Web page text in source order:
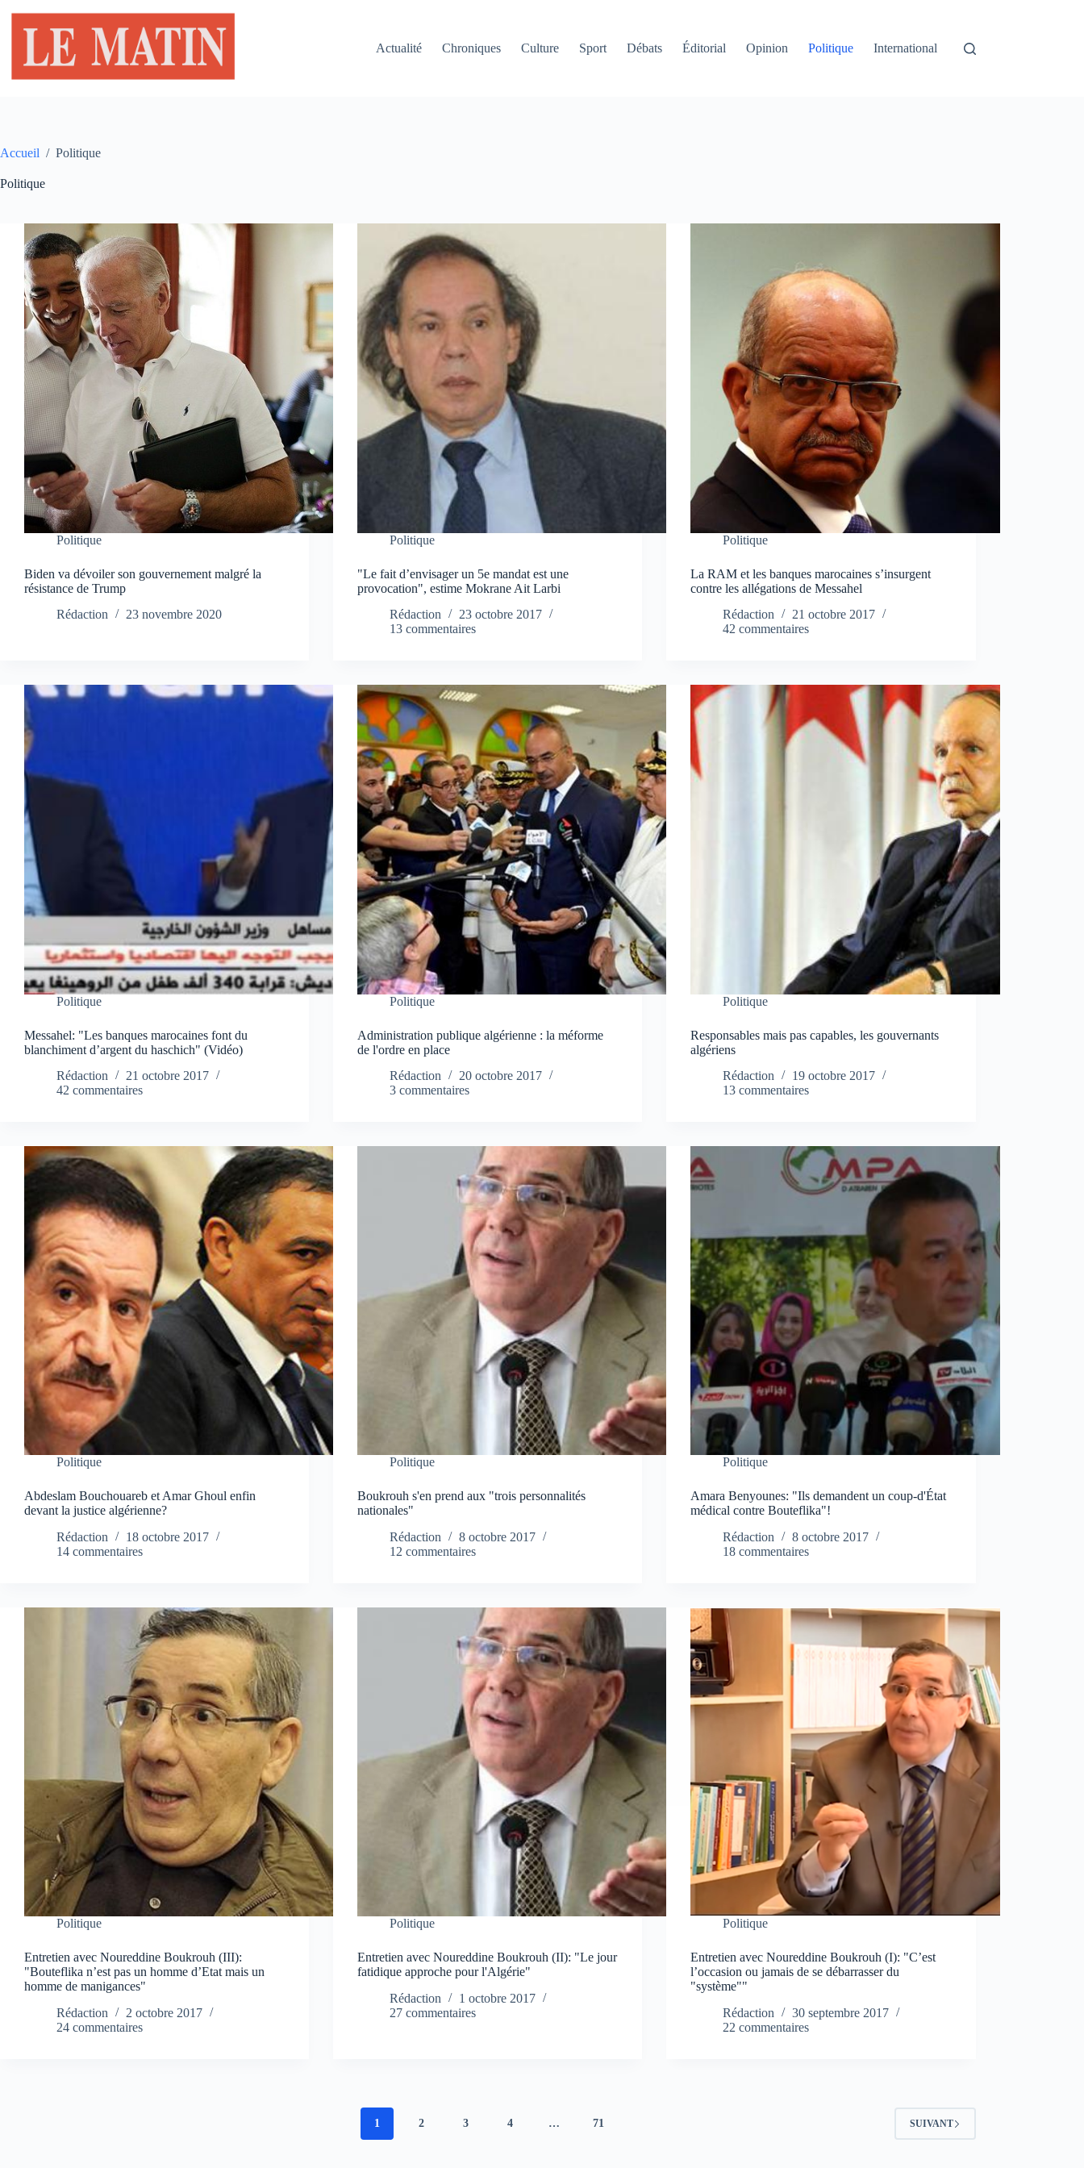
contenu
Actualité
Chroniques Culture Sport Débats Éditorial Opinion Politique International
Accueil / Politique
Politique
Politique
Biden va dévoiler son gouvernement malgré la
résistance de Trump
Rédaction
23 novembre 2020
Politique
"Le fait d’envisager un 5e mandat est une
provocation", estime Mokrane Ait Larbi
Rédaction
23 octobre 2017
13 commentaires
Politique
La RAM et les banques marocaines s’insurgent
contre les allégations de Messahel
Rédaction
21 octobre 2017
42 commentaires
Politique
Messahel: "Les banques marocaines font du
blanchiment d’argent du haschich" (Vidéo)
Rédaction
21 octobre 2017
42 commentaires
Politique
Administration publique algérienne : la méforme
de l'ordre en place
Rédaction
20 octobre 2017
3 commentaires
Politique
Responsables mais pas capables, les gouvernants
algériens
Rédaction
19 octobre 2017
13 commentaires
Politique
Abdeslam Bouchouareb et Amar Ghoul enfin
devant la justice algérienne?
Rédaction
18 octobre 2017
14 commentaires
Politique
Boukrouh s'en prend aux "trois personnalités
nationales"
Rédaction
8 octobre 2017
12 commentaires
Politique
Amara Benyounes: "Ils demandent un coup-d'État
médical contre Bouteflika"!
Rédaction
8 octobre 2017
18 commentaires
Politique
Entretien avec Noureddine Boukrouh (III):
"Bouteflika n’est pas un homme d’Etat mais un
homme de manigances"
Rédaction
2 octobre 2017
24 commentaires
Politique
Entretien avec Noureddine Boukrouh (II): "Le jour
fatidique approche pour l'Algérie"
Rédaction
1 octobre 2017
27 commentaires
Politique
Entretien avec Noureddine Boukrouh (I): "C’est
l’occasion ou jamais de se débarrasser du
"système""
Rédaction
30 septembre 2017
22 commentaires
1 2 3 4 … 71 SUIVANT